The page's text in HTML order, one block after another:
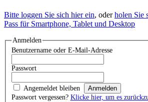
Bitte loggen Sie sich hier ein, oderholen Sie
Pass für Smartphone, Tablet und Desktop
Anmelden
Benutzername oder E-Mail-Adresse
Passwort
Angemeldet bleiben
Passwort vergessen? Klicke hier, um es